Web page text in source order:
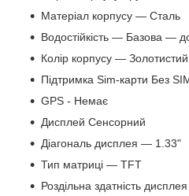
Матеріал корпусу — Сталь
Водостійкість — Базова —
Колір корпусу — Золотистий
Підтримка Sim-карти Без
GPS - Немає
Дисплей Сенсорний
Діагональ дисплея — 1.33"
Тип матриці — TFT
Роздільна здатність